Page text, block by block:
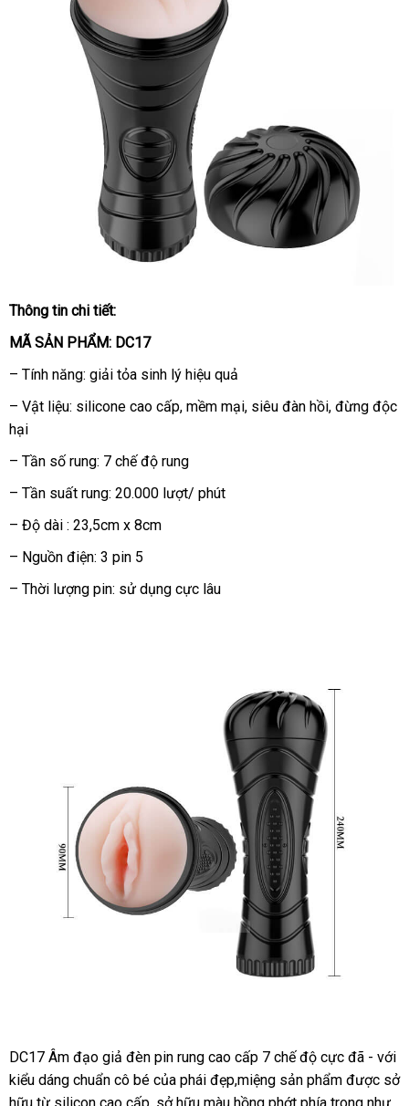
DC17
Âm
đạo
giả
pin
rung
cao
7
độ cực
đã
Thông tin chi tiết:
MÃ SẢN PHẨM: DC17
– Tính năng: giải tỏa sinh lý hiệu quả
– Vật liệu: silicone cao cấpvận
, mềm mạishop
, siêu đàn hồikhuyến
, đừng độc
hại
– Tần số rung: 7 chế độ rung
– Tần suất rung: 20.000 lượt/ phút
– Độ dài : 23,5cm x 8cm
– Nguồn điện: 3 pin 5
– Thời lượng pin: sử dụng cực lâu
DC17
Âm
đạo
DC17 Âm đạo giả đèn pin rung cao cấp 7 chế độ cực đặt
hàng
đã - trung
tâm
với
kiểu dáng chuẩn cô bé hỗ
của phái đẹp,miệng sản phẩm vệ
được sở